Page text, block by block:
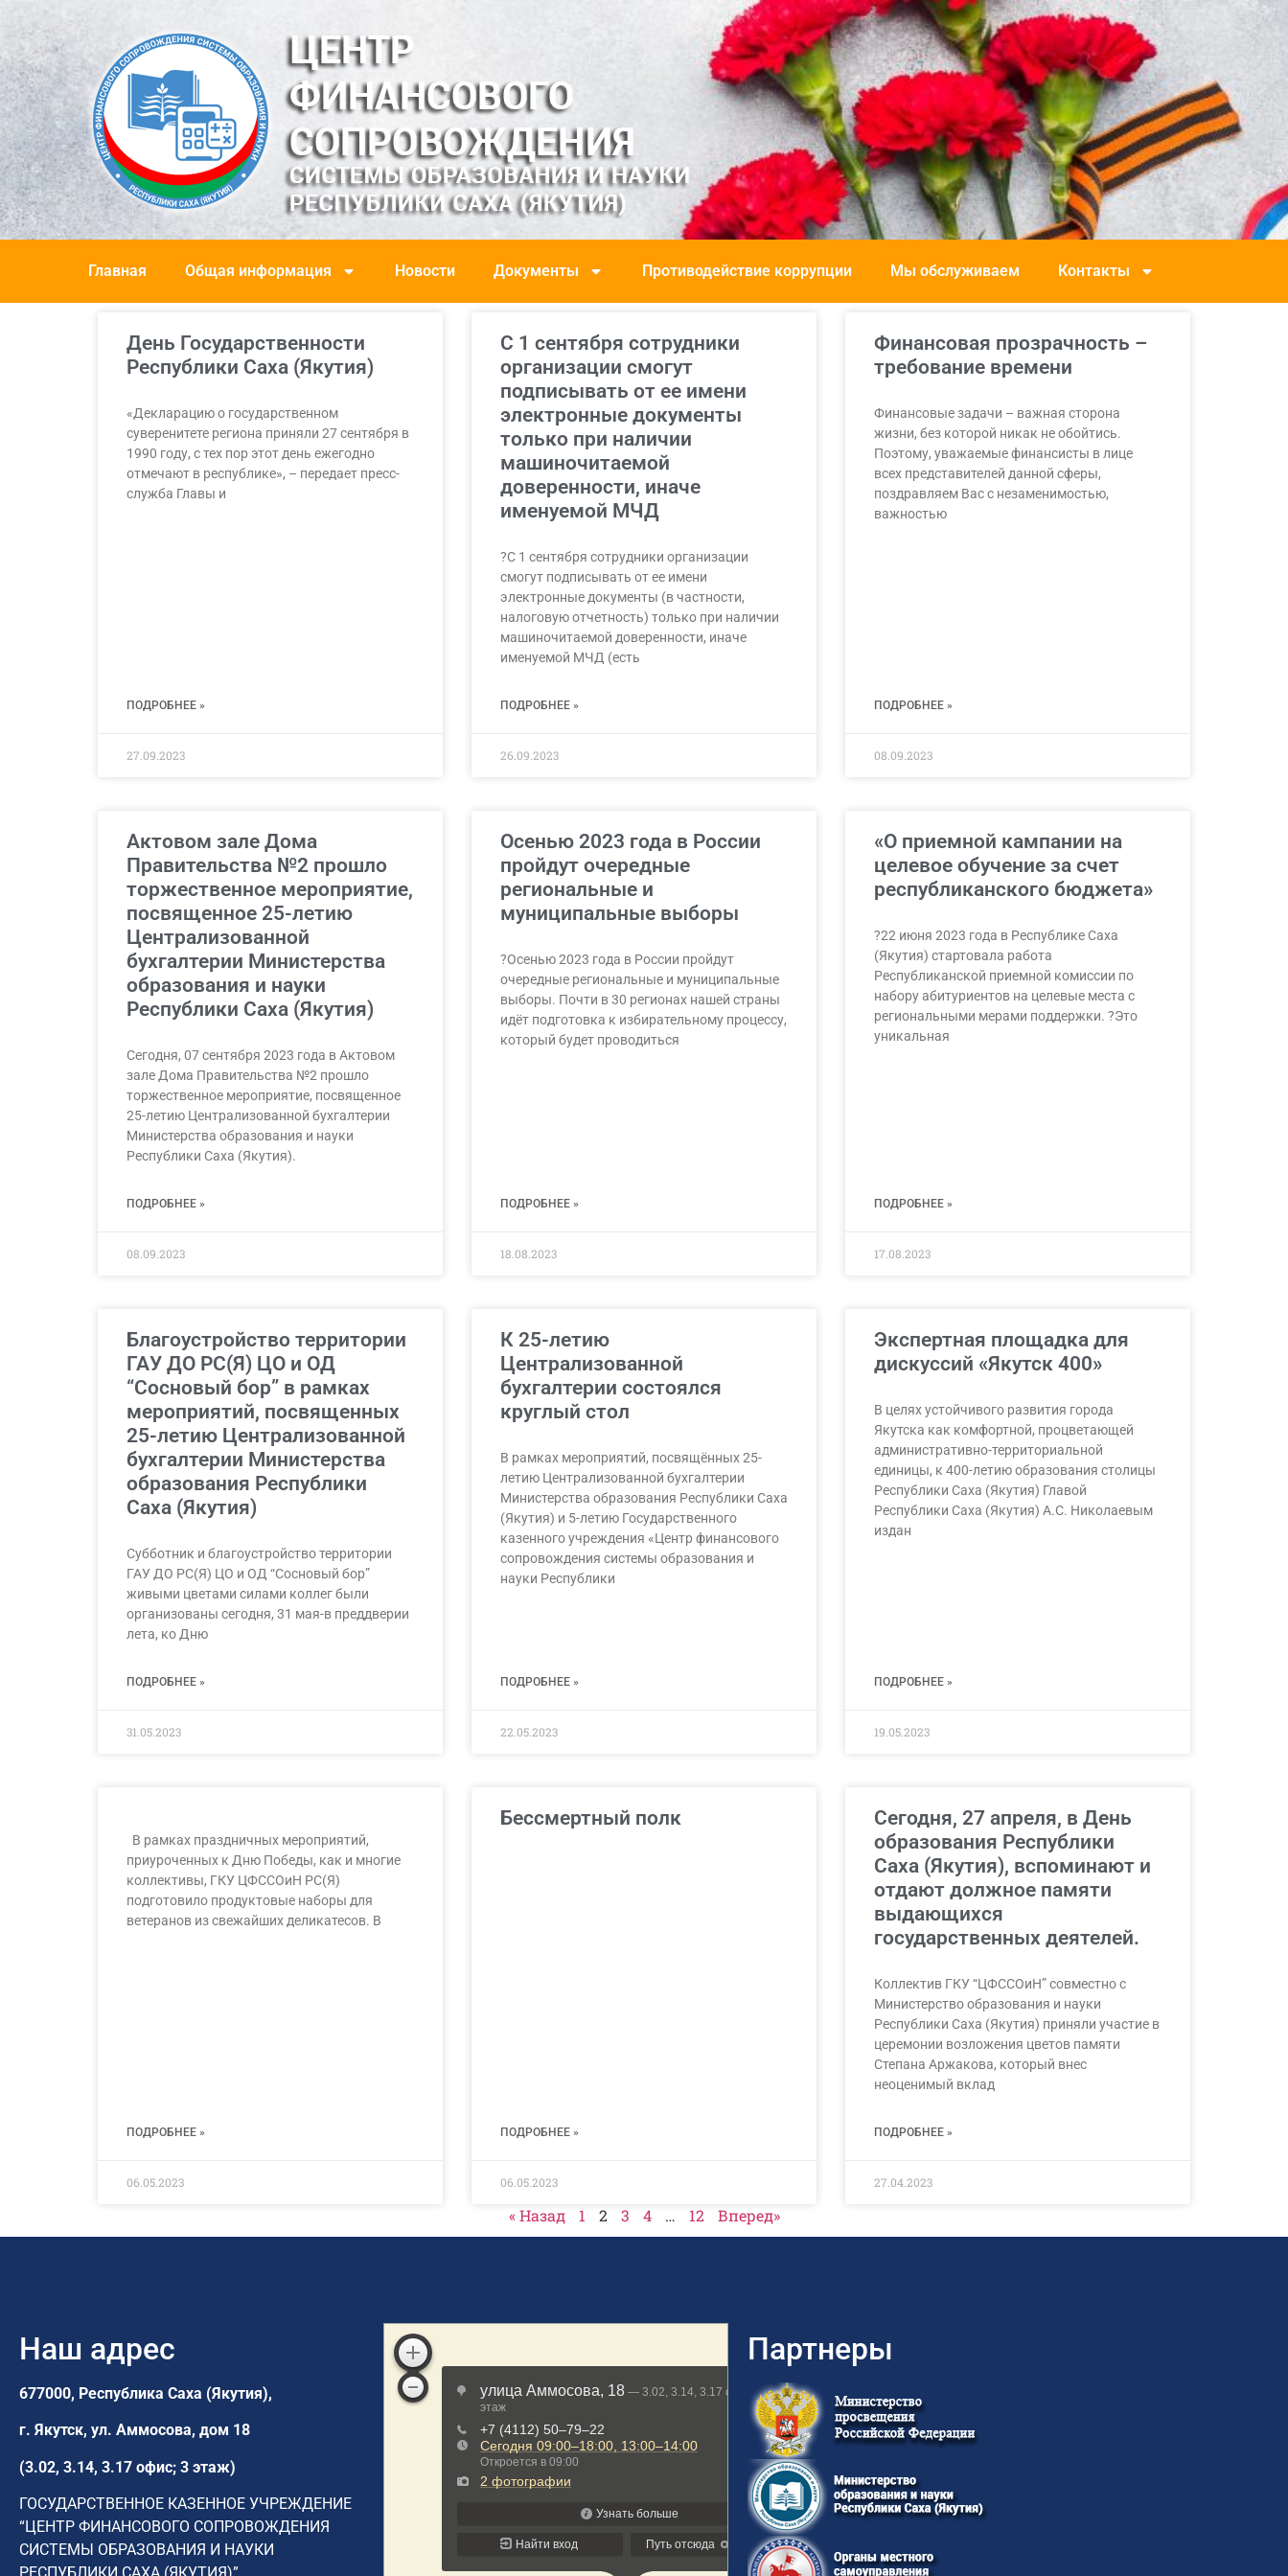
Главная Общая информация Новости Документы Противодействие коррупции Мы обслуживаем Контакты
День Государственности
Республики Саха (Якутия)
«Декларацию о государственном
суверенитете региона приняли 27 сентября в
1990 году, с тех пор этот день ежегодно
отмечают в республике», – передает пресс-
служба Главы и
ПОДРОБНЕЕ »
27.09.2023
С 1 сентября сотрудники
организации смогут
подписывать от ее имени
электронные документы
только при наличии
машиночитаемой
доверенности, иначе
именуемой МЧД
?С 1 сентября сотрудники организации
смогут подписывать от ее имени
электронные документы (в частности,
налоговую отчетность) только при наличии
машиночитаемой доверенности, иначе
именуемой МЧД (есть
ПОДРОБНЕЕ »
26.09.2023
Финансовая прозрачность –
требование времени
Финансовые задачи – важная сторона
жизни, без которой никак не обойтись.
Поэтому, уважаемые финансисты в лице
всех представителей данной сферы,
поздравляем Вас с незаменимостью,
важностью
ПОДРОБНЕЕ »
08.09.2023
Актовом зале Дома
Правительства №2 прошло
торжественное мероприятие,
посвященное 25-летию
Централизованной
бухгалтерии Министерства
образования и науки
Республики Саха (Якутия)
Сегодня, 07 сентября 2023 года в Актовом
зале Дома Правительства №2 прошло
торжественное мероприятие, посвященное
25-летию Централизованной бухгалтерии
Министерства образования и науки
Республики Саха (Якутия).
ПОДРОБНЕЕ »
08.09.2023
Осенью 2023 года в России
пройдут очередные
региональные и
муниципальные выборы
?Осенью 2023 года в России пройдут
очередные региональные и муниципальные
выборы. Почти в 30 регионах нашей страны
идёт подготовка к избирательному процессу,
который будет проводиться
ПОДРОБНЕЕ »
18.08.2023
«О приемной кампании на
целевое обучение за счет
республиканского бюджета»
?22 июня 2023 года в Республике Саха
(Якутия) стартовала работа
Республиканской приемной комиссии по
набору абитуриентов на целевые места с
региональными мерами поддержки. ?Это
уникальная
ПОДРОБНЕЕ »
17.08.2023
Благоустройство территории
ГАУ ДО РС(Я) ЦО и ОД
“Сосновый бор” в рамках
мероприятий, посвященных
25-летию Централизованной
бухгалтерии Министерства
образования Республики
Саха (Якутия)
Субботник и благоустройство территории
ГАУ ДО РС(Я) ЦО и ОД “Сосновый бор”
живыми цветами силами коллег были
организованы сегодня, 31 мая-в преддверии
лета, ко Дню
ПОДРОБНЕЕ »
31.05.2023
К 25-летию
Централизованной
бухгалтерии состоялся
круглый стол
В рамках мероприятий, посвящённых 25-
летию Централизованной бухгалтерии
Министерства образования Республики Саха
(Якутия) и 5-летию Государственного
казенного учреждения «Центр финансового
сопровождения системы образования и
науки Республики
ПОДРОБНЕЕ »
22.05.2023
Экспертная площадка для
дискуссий «Якутск 400»
В целях устойчивого развития города
Якутска как комфортной, процветающей
административно-территориальной
единицы, к 400-летию образования столицы
Республики Саха (Якутия) Главой
Республики Саха (Якутия) А.С. Николаевым
издан
ПОДРОБНЕЕ »
19.05.2023
В рамках праздничных мероприятий,
приуроченных к Дню Победы, как и многие
коллективы, ГКУ ЦФССОиН РС(Я)
подготовило продуктовые наборы для
ветеранов из свежайших деликатесов. В
ПОДРОБНЕЕ »
06.05.2023
Бессмертный полк
ПОДРОБНЕЕ »
06.05.2023
Сегодня, 27 апреля, в День
образования Республики
Саха (Якутия), вспоминают и
отдают должное памяти
выдающихся
государственных деятелей.
Коллектив ГКУ “ЦФССОиН” совместно с
Министерство образования и науки
Республики Саха (Якутия) приняли участие в
церемонии возложения цветов памяти
Степана Аржакова, который внес
неоценимый вклад
ПОДРОБНЕЕ »
27.04.2023
« Назад 1 2 3 4 … 12 Вперед»
Наш адрес
677000, Республика Саха (Якутия),
г. Якутск, ул. Аммосова, дом 18
(3.02, 3.14, 3.17 офис; 3 этаж)
ГОСУДАРСТВЕННОЕ КАЗЕННОЕ УЧРЕЖДЕНИЕ
“ЦЕНТР ФИНАНСОВОГО СОПРОВОЖДЕНИЯ
СИСТЕМЫ ОБРАЗОВАНИЯ И НАУКИ
Партнеры